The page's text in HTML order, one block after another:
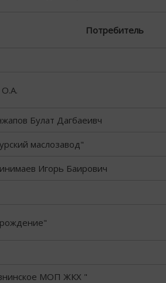
Потребитель
Булат Дагбаеивч
маслозавод"
Игорь Баирович
МОП ЖКХ "